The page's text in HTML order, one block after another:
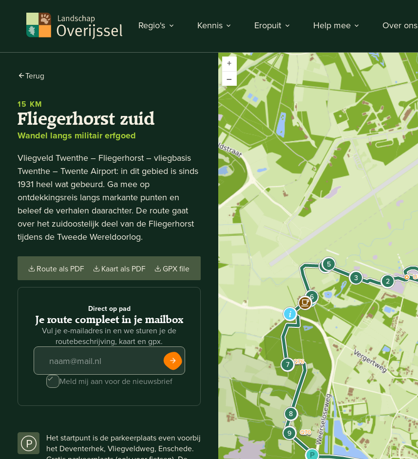
Regio's Kennis Eropuit Help mee Over ons
Terug
15 KM
Fliegerhorst zuid
Wandel langs militair erfgoed
Vliegveld Twenthe – Fliegerhorst – vliegbasis
Twenthe – Twente Airport: in dit gebied is sinds
1931 heel wat gebeurd. Ga mee op
ontdekkingsreis langs markante punten en
beleef de verhalen daarachter. De route gaat
over het zuidoostelijk deel van de Fliegerhorst
tijdens de Tweede Wereldoorlog.
Route als PDF Kaart als PDF GPX file
Direct op pad
Je route compleet in je mailbox
Vul je e-mailadres in en we sturen je de
routebeschrijving, kaart en gpx.
Meld mij aan voor de nieuwsbrief
Het startpunt is de parkeerplaats even voorbij
het Deventerhek, Vliegveldweg, Enschede.
+
–